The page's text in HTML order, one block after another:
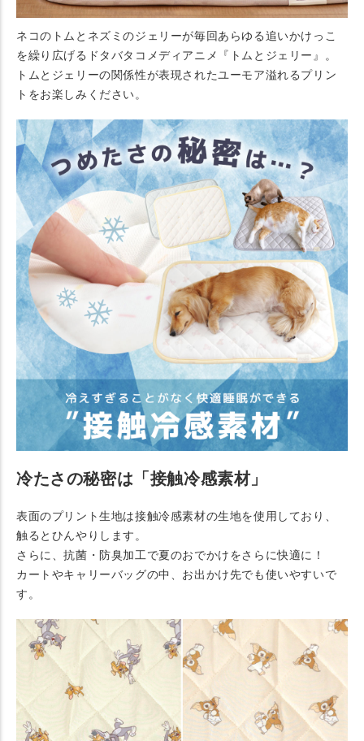
ネコのトムとネズミのジェリーが毎回あらゆる追いかけっこ
を繰り広げるドタバタコメディアニメ『トムとジェリー』。
トムとジェリーの関係性が表現されたユーモア溢れるプリン
トをお楽しみください。
冷たさの秘密は「接触冷感素材」
表面のプリント生地は接触冷感素材の生地を使用しており、
触るとひんやりします。
さらに、抗菌・防臭加工で夏のおでかけをさらに快適に！
カートやキャリーバッグの中、お出かけ先でも使いやすいで
す。